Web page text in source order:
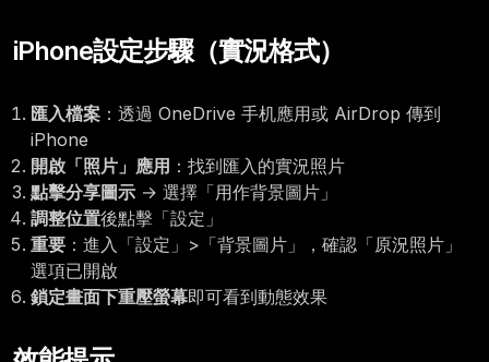
iPhone設定步驟（實況格式）
匯入檔案 ：透過 OneDrive 手机應用或 AirDrop 傳到
iPhone
開啟「照片」應用 ：找到匯入的實況照片
點擊分享圖示 → 選擇「用作背景圖片」
調整位置後點擊「設定」
重要 ：進入「設定」>「背景圖片」，確認「原況照片」
選項已開啟
鎖定畫面下重壓螢幕即可看到動態效果